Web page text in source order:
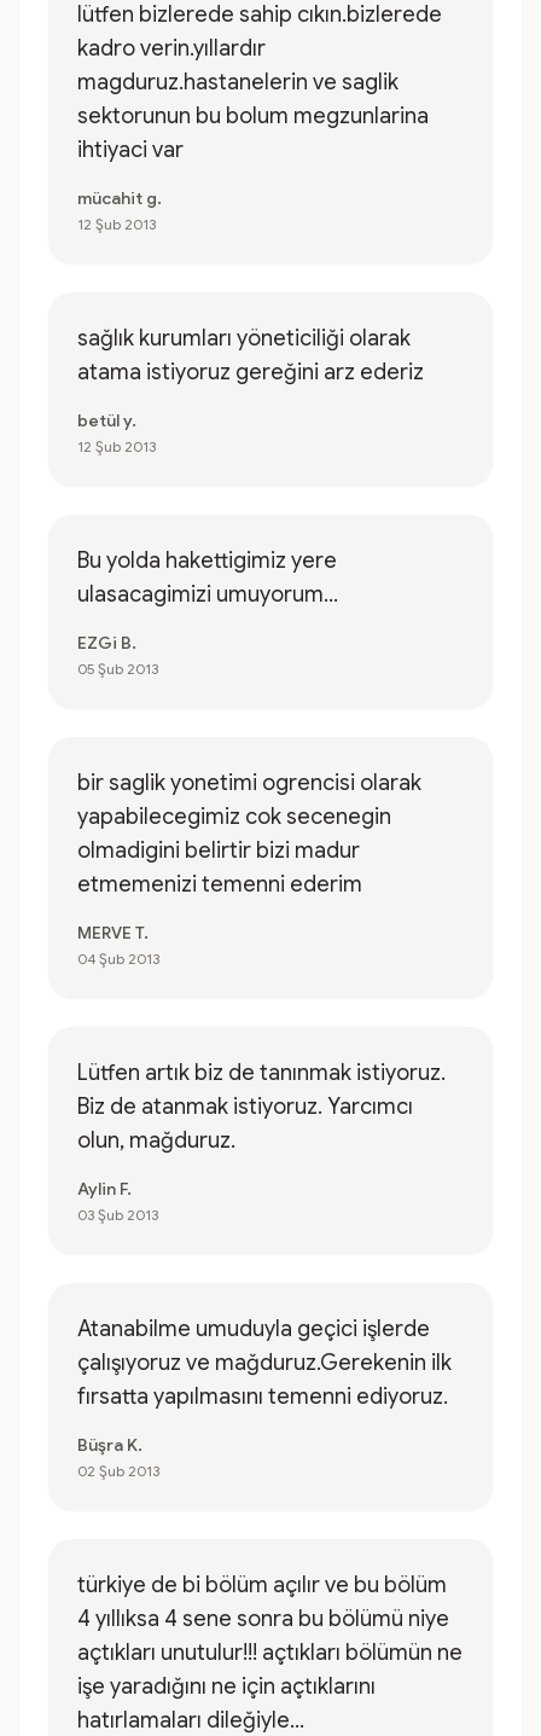
lütfen bizlerede sahip cıkın.bizlerede
kadro verin.yıllardır
magduruz.hastanelerin ve saglik
sektorunun bu bolum megzunlarina
ihtiyaci var
mücahit g.
12 Şub 2013
sağlık kurumları yöneticiliği olarak
atama istiyoruz gereğini arz ederiz
betül y.
12 Şub 2013
Bu yolda hakettigimiz yere
ulasacagimizi umuyorum...
EZGi B.
05 Şub 2013
bir saglik yonetimi ogrencisi olarak
yapabilecegimiz cok secenegin
olmadigini belirtir bizi madur
etmemenizi temenni ederim
MERVE T.
04 Şub 2013
Lütfen artık biz de tanınmak istiyoruz.
Biz de atanmak istiyoruz. Yarcımcı
olun, mağduruz.
Aylin F.
03 Şub 2013
Atanabilme umuduyla geçici işlerde
çalışıyoruz ve mağduruz.Gerekenin ilk
fırsatta yapılmasını temenni ediyoruz.
Büşra K.
02 Şub 2013
türkiye de bi bölüm açılır ve bu bölüm
4 yıllıksa 4 sene sonra bu bölümü niye
açtıkları unutulur!!! açtıkları bölümün ne
işe yaradığını ne için açtıklarını
hatırlamaları dileğiyle...